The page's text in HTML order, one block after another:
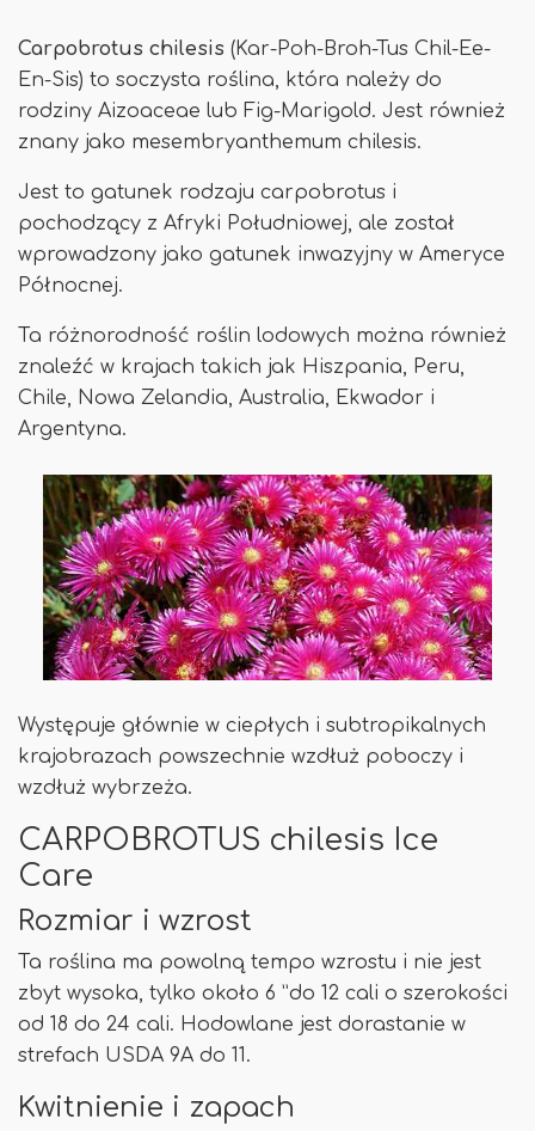
Carpobrotus chilesis (Kar-Poh-Broh-Tus Chil-Ee-
En-Sis) to soczysta roślina, która należy do
rodziny Aizoaceae lub Fig-Marigold. Jest również
znany jako mesembryanthemum chilesis.
Jest to gatunek rodzaju carpobrotus i
pochodzący z Afryki Południowej, ale został
wprowadzony jako gatunek inwazyjny w Ameryce
Północnej.
Ta różnorodność roślin lodowych można również
znaleźć w krajach takich jak Hiszpania, Peru,
Chile, Nowa Zelandia, Australia, Ekwador i
Argentyna.
Występuje głównie w ciepłych i subtropikalnych
krajobrazach powszechnie wzdłuż poboczy i
wzdłuż wybrzeża.
CARPOBROTUS chilesis Ice
Care
Rozmiar i wzrost
Ta roślina ma powolną tempo wzrostu i nie jest
zbyt wysoka, tylko około 6 ”do 12 cali o szerokości
od 18 do 24 cali. Hodowlane jest dorastanie w
strefach USDA 9A do 11.
Kwitnienie i zapach